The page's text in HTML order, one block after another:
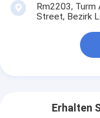
Rm2203, Turm
Street, Bezirk
Erhalten